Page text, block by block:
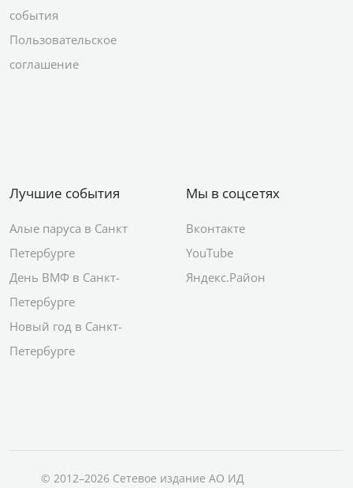
события
Пользовательское
соглашение
Лучшие события
Алые паруса в Санкт
Петербурге
День ВМФ в Санкт-
Петербурге
Новый год в Санкт-
Петербурге
Мы в соцсетях
Вконтакте
YouTube
Яндекс.Район
© 2012–2026 Сетевое издание АО ИД